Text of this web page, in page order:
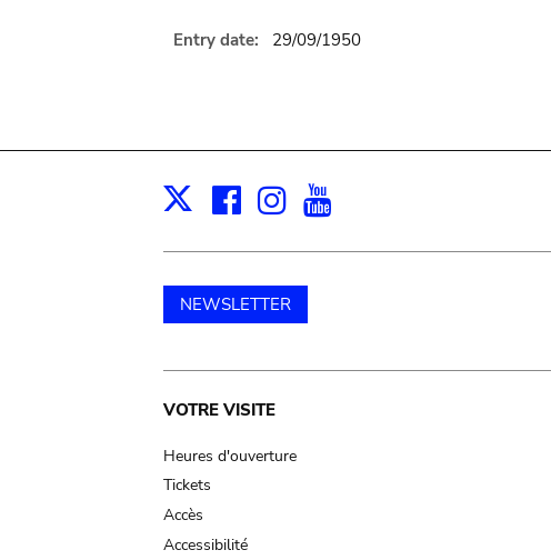
Entry date: 29/09/1950
X Facebook
Instagram
NEWSLETTER
Main
navigation
VOTRE VISITE
Heures d'ouverture
Tickets
Accès
Accessibilité